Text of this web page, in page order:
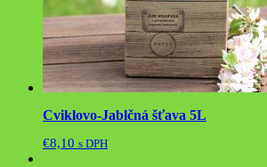
Cviklovo-Jablčná šťava 5L
€8,10 s DPH